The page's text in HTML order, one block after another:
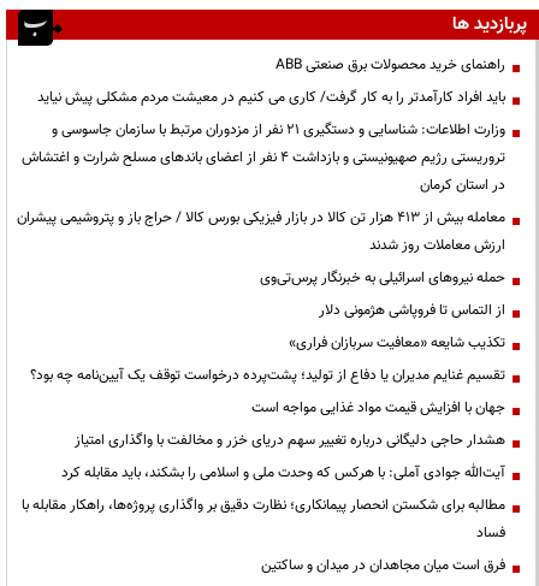
پربازدید ها
راهنمای خرید محصولات برق صنعتی ABB
باید افراد کارآمدتر را به کار گرفت/ کاری می کنیم در معیشت مردم مشکلی پیش نیاید
وزارت اطلاعات: شناسایی و دستگیری ۲۱ نفر از مزدوران مرتبط با سازمان جاسوسی و
تروریستی رژیم صهیونیستی و بازداشت ۴ نفر از اعضای باندهای مسلح شرارت و اغتشاش
در استان کرمان
معامله بیش از ۴۱۳ هزار تن کالا در بازار فیزیکی بورس کالا / حراج باز و پتروشیمی پیشران
ارزش معاملات روز شدند
حمله نیروهای اسرائیلی به خبرنگار پرس‌تی‌وی
از التماس تا فروپاشی هژمونی دلار
تکذیب شایعه «معافیت سربازان فراری»
تقسیم غنایم مدیران یا دفاع از تولید؛ پشت‌پرده درخواست توقف یک آیین‌نامه چه بود؟
جهان با افزایش قیمت مواد غذایی مواجه است
هشدار حاجی دلیگانی درباره تغییر سهم دریای خزر و مخالفت با واگذاری امتیاز
آیت‌الله جوادی آملی: با هرکس که وحدت ملی و اسلامی را بشکند، باید مقابله کرد
مطالبه برای شکستن انحصار پیمانکاری؛ نظارت دقیق بر واگذاری پروژه‌ها، راهکار مقابله با
فساد
فرق است میان مجاهدان در میدان و ساکتین